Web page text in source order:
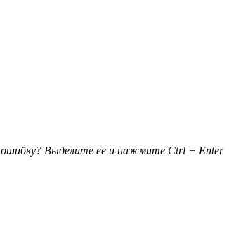
Выделите ее и нажмите Ctrl + Enter